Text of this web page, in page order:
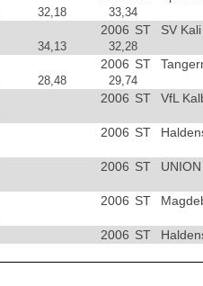
32,18 33,34
2006 ST SV
34,13 32,28
2006 ST
28,48 29,74
2006 ST VfL
2006 ST
2006 ST
2006 ST
2006 ST